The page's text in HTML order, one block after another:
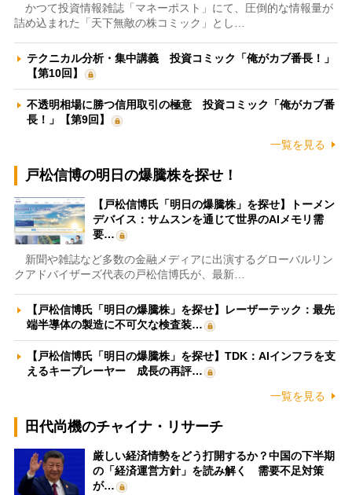
かつて投資情報雑誌「マネーポスト」にて、圧倒的な情報量が
詰め込まれた「天下無敵の株コミック」とし…
テクニカル分析・集中講義 投資コミック「俺がカブ番長！」
【第10回】
不透明相場に勝つ信用取引の極意 投資コミック「俺がカブ番
長！」【第9回】
一覧を見る
戸松信博の明日の爆騰株を探せ！
【戸松信博氏「明日の爆騰株」を探せ】トーメン
デバイス：サムスンを通じて世界のAIメモリ需
要…
新聞や雑誌など多数の金融メディアに出演するグローバルリン
クアドバイザーズ代表の戸松信博氏が、最新…
【戸松信博氏「明日の爆騰株」を探せ】レーザーテック：最先
端半導体の製造に不可欠な検査装…
【戸松信博氏「明日の爆騰株」を探せ】TDK：AIインフラを支
えるキープレーヤー 成長の再評…
一覧を見る
田代尚機のチャイナ・リサーチ
厳しい経済情勢をどう打開するか？中国の下半期
の「経済運営方針」を読み解く 需要不足対策
が…